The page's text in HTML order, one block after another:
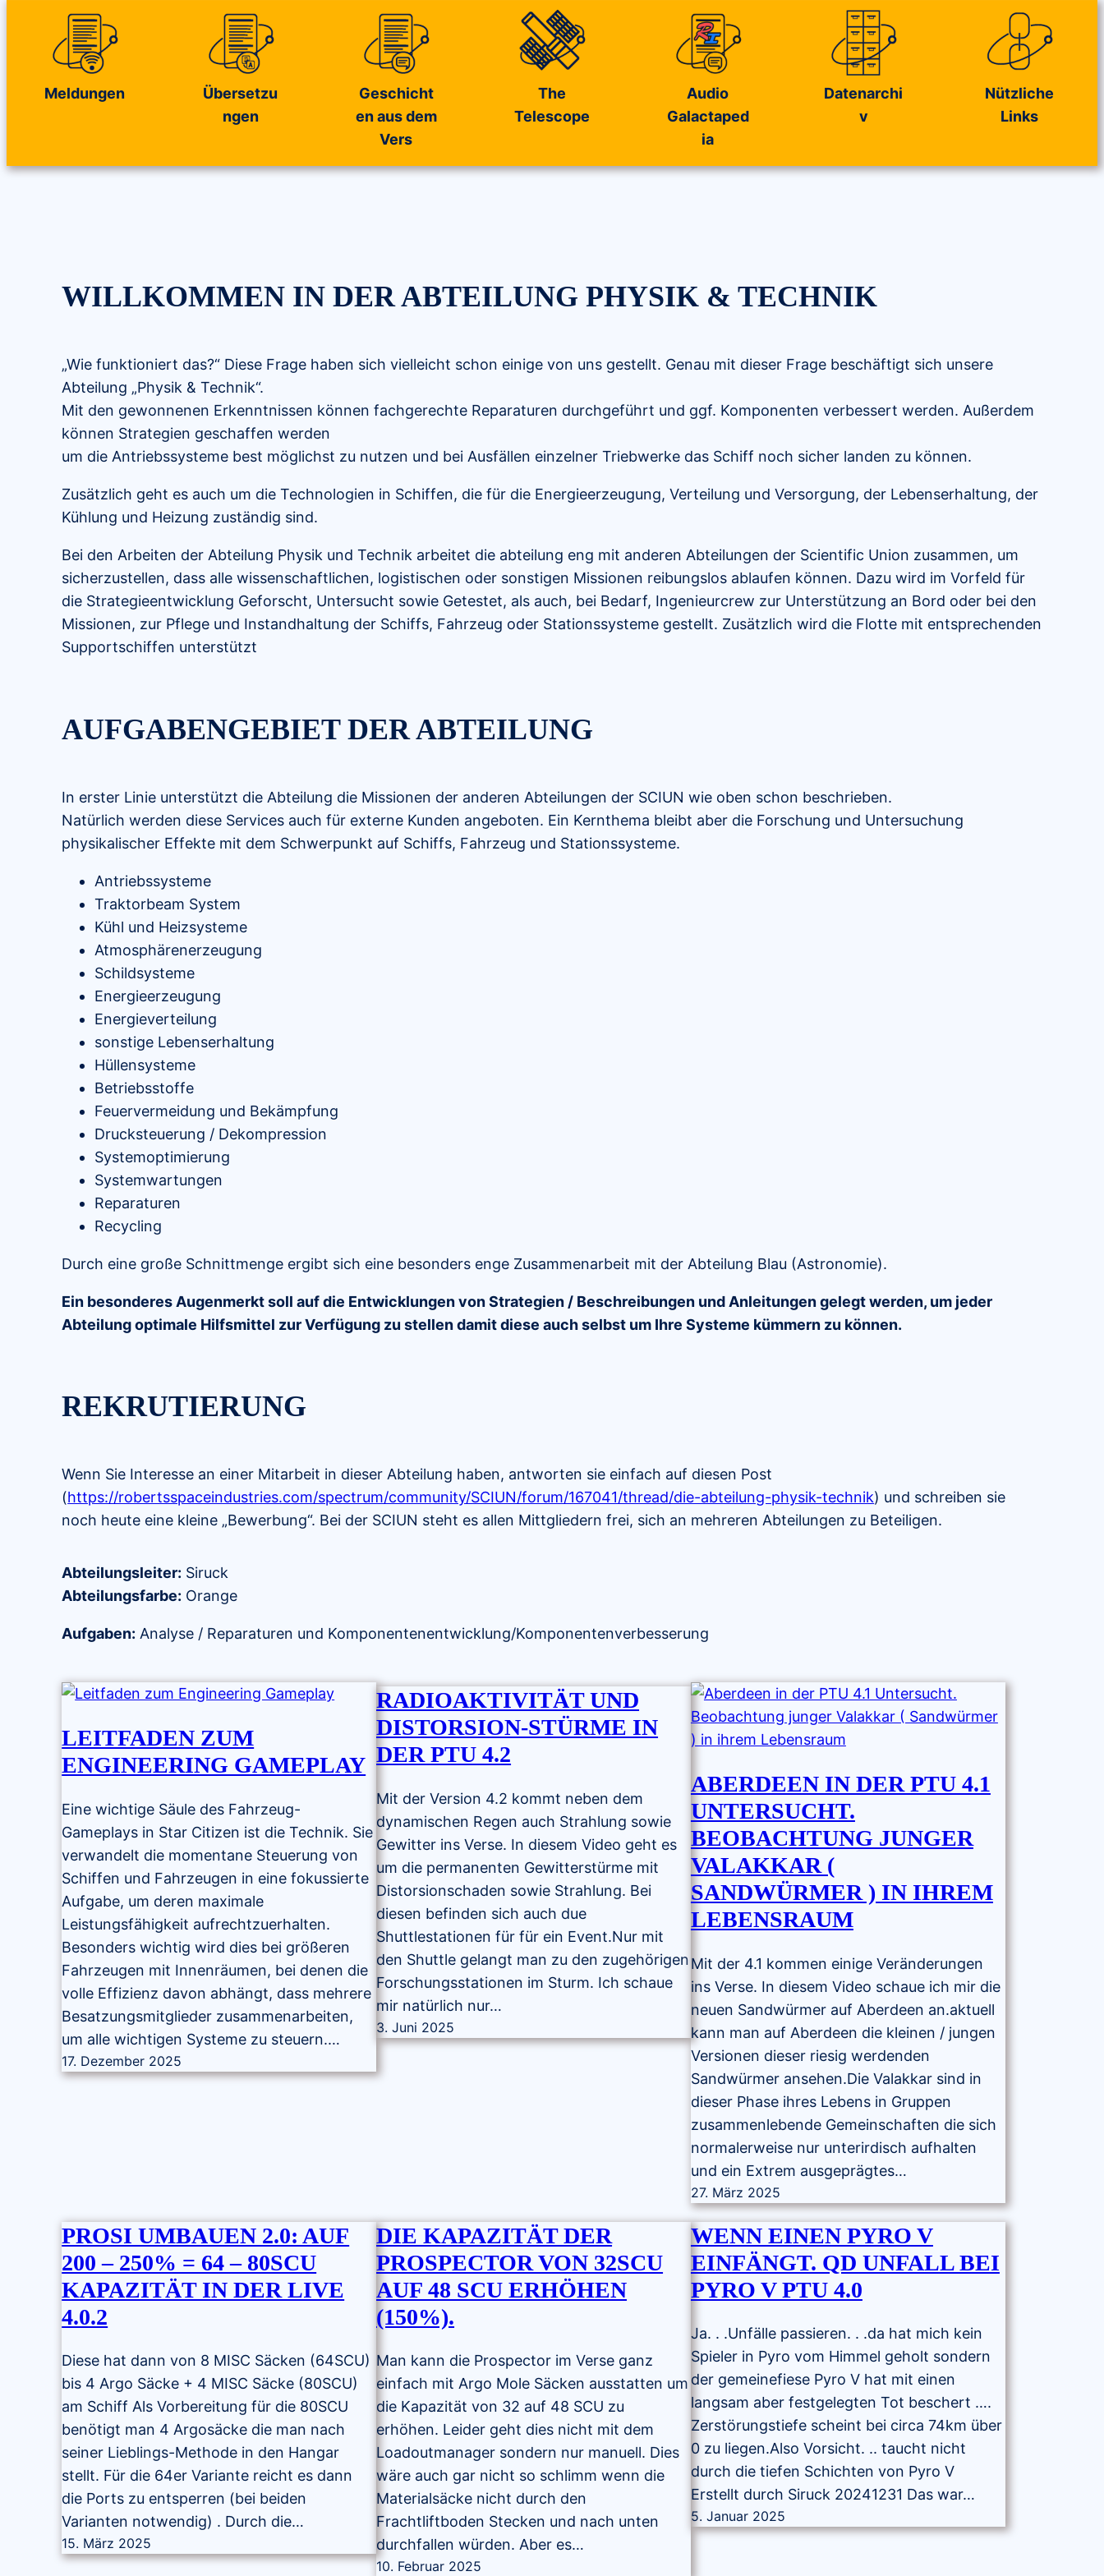
Meldungen
Übersetzu
ngen
Geschicht
en aus dem
Vers
The
Telescope
Audio
Galactaped
ia
Datenarchi
v
Nützliche
Links
WILLKOMMEN IN DER ABTEILUNG PHYSIK & TECHNIK
„Wie funktioniert das?“ Diese Frage haben sich vielleicht schon einige von uns gestellt. Genau mit dieser Frage beschäftigt sich unsere
Abteilung „Physik & Technik“.
Mit den gewonnenen Erkenntnissen können fachgerechte Reparaturen durchgeführt und ggf. Komponenten verbessert werden. Außerdem
können Strategien geschaffen werden
um die Antriebssysteme best möglichst zu nutzen und bei Ausfällen einzelner Triebwerke das Schiff noch sicher landen zu können.
Zusätzlich geht es auch um die Technologien in Schiffen, die für die Energieerzeugung, Verteilung und Versorgung, der Lebenserhaltung, der
Kühlung und Heizung zuständig sind.
Bei den Arbeiten der Abteilung Physik und Technik arbeitet die abteilung eng mit anderen Abteilungen der Scientific Union zusammen, um
sicherzustellen, dass alle wissenschaftlichen, logistischen oder sonstigen Missionen reibungslos ablaufen können. Dazu wird im Vorfeld für
die Strategieentwicklung Geforscht, Untersucht sowie Getestet, als auch, bei Bedarf, Ingenieurcrew zur Unterstützung an Bord oder bei den
Missionen, zur Pflege und Instandhaltung der Schiffs, Fahrzeug oder Stationssysteme gestellt. Zusätzlich wird die Flotte mit entsprechenden
Supportschiffen unterstützt
AUFGABENGEBIET DER ABTEILUNG
In erster Linie unterstützt die Abteilung die Missionen der anderen Abteilungen der SCIUN wie oben schon beschrieben.
Natürlich werden diese Services auch für externe Kunden angeboten. Ein Kernthema bleibt aber die Forschung und Untersuchung
physikalischer Effekte mit dem Schwerpunkt auf Schiffs, Fahrzeug und Stationssysteme.
Antriebssysteme
Traktorbeam System
Kühl und Heizsysteme
Atmosphärenerzeugung
Schildsysteme
Energieerzeugung
Energieverteilung
sonstige Lebenserhaltung
Hüllensysteme
Betriebsstoffe
Feuervermeidung und Bekämpfung
Drucksteuerung / Dekompression
Systemoptimierung
Systemwartungen
Reparaturen
Recycling
Durch eine große Schnittmenge ergibt sich eine besonders enge Zusammenarbeit mit der Abteilung Blau (Astronomie).
Ein besonderes Augenmerkt soll auf die Entwicklungen von Strategien / Beschreibungen und Anleitungen gelegt werden, um jeder
Abteilung optimale Hilfsmittel zur Verfügung zu stellen damit diese auch selbst um Ihre Systeme kümmern zu können.
REKRUTIERUNG
Wenn Sie Interesse an einer Mitarbeit in dieser Abteilung haben, antworten sie einfach auf diesen Post
(https://robertsspaceindustries.com/spectrum/community/SCIUN/forum/167041/thread/die-abteilung-physik-technik) und schreiben sie
noch heute eine kleine „Bewerbung“. Bei der SCIUN steht es allen Mittgliedern frei, sich an mehreren Abteilungen zu Beteiligen.
Abteilungsleiter: Siruck
Abteilungsfarbe: Orange
Aufgaben: Analyse / Reparaturen und Komponentenentwicklung/Komponentenverbesserung
LEITFADEN ZUM
ENGINEERING GAMEPLAY
Eine wichtige Säule des Fahrzeug-
Gameplays in Star Citizen ist die Technik. Sie
verwandelt die momentane Steuerung von
Schiffen und Fahrzeugen in eine fokussierte
Aufgabe, um deren maximale
Leistungsfähigkeit aufrechtzuerhalten.
Besonders wichtig wird dies bei größeren
Fahrzeugen mit Innenräumen, bei denen die
volle Effizienz davon abhängt, dass mehrere
Besatzungsmitglieder zusammenarbeiten,
um alle wichtigen Systeme zu steuern.…
17. Dezember 2025
RADIOAKTIVITÄT UND
DISTORSION-STÜRME IN
DER PTU 4.2
Mit der Version 4.2 kommt neben dem
dynamischen Regen auch Strahlung sowie
Gewitter ins Verse. In diesem Video geht es
um die permanenten Gewitterstürme mit
Distorsionschaden sowie Strahlung. Bei
diesen befinden sich auch due
Shuttlestationen für für ein Event.Nur mit
den Shuttle gelangt man zu den zugehörigen
Forschungsstationen im Sturm. Ich schaue
mir natürlich nur…
3. Juni 2025
ABERDEEN IN DER PTU 4.1
UNTERSUCHT.
BEOBACHTUNG JUNGER
VALAKKAR (
SANDWÜRMER ) IN IHREM
LEBENSRAUM
Mit der 4.1 kommen einige Veränderungen
ins Verse. In diesem Video schaue ich mir die
neuen Sandwürmer auf Aberdeen an.aktuell
kann man auf Aberdeen die kleinen / jungen
Versionen dieser riesig werdenden
Sandwürmer ansehen.Die Valakkar sind in
dieser Phase ihres Lebens in Gruppen
zusammenlebende Gemeinschaften die sich
normalerweise nur unterirdisch aufhalten
und ein Extrem ausgeprägtes…
27. März 2025
PROSI UMBAUEN 2.0: AUF
200 – 250% = 64 – 80SCU
KAPAZITÄT IN DER LIVE
4.0.2
Diese hat dann von 8 MISC Säcken (64SCU)
bis 4 Argo Säcke + 4 MISC Säcke (80SCU)
am Schiff Als Vorbereitung für die 80SCU
benötigt man 4 Argosäcke die man nach
seiner Lieblings-Methode in den Hangar
stellt. Für die 64er Variante reicht es dann
die Ports zu entsperren (bei beiden
Varianten notwendig) . Durch die…
15. März 2025
DIE KAPAZITÄT DER
PROSPECTOR VON 32SCU
AUF 48 SCU ERHÖHEN
(150%).
Man kann die Prospector im Verse ganz
einfach mit Argo Mole Säcken ausstatten um
die Kapazität von 32 auf 48 SCU zu
erhöhen. Leider geht dies nicht mit dem
Loadoutmanager sondern nur manuell. Dies
wäre auch gar nicht so schlimm wenn die
Materialsäcke nicht durch den
Frachtliftboden Stecken und nach unten
durchfallen würden. Aber es…
10. Februar 2025
WENN EINEN PYRO V
EINFÄNGT. QD UNFALL BEI
PYRO V PTU 4.0
Ja. . .Unfälle passieren. . .da hat mich kein
Spieler in Pyro vom Himmel geholt sondern
der gemeinefiese Pyro V hat mit einen
langsam aber festgelegten Tot beschert ….
Zerstörungstiefe scheint bei circa 74km über
0 zu liegen.Also Vorsicht. .. taucht nicht
durch die tiefen Schichten von Pyro V
Erstellt durch Siruck 20241231 Das war…
5. Januar 2025